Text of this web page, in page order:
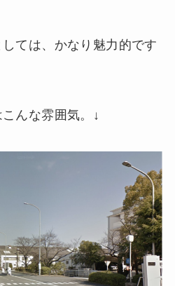
ては、かなり魅力的です
んな雰囲気。↓